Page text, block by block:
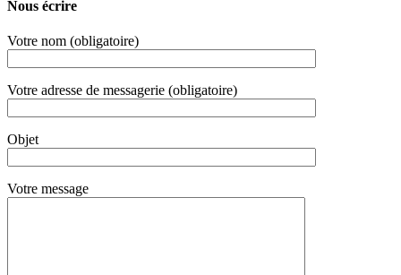
Nous écrire
Votre nom (obligatoire)
Votre adresse de messagerie (obligatoire)
Objet
Votre message